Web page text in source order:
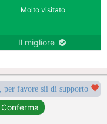
Molto visitato
Il migliore
favore sii di supporto